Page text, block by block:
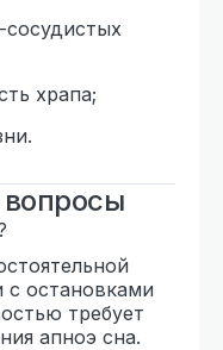
сосудистых
храпа;
с остановками
требует
апноэ сна.